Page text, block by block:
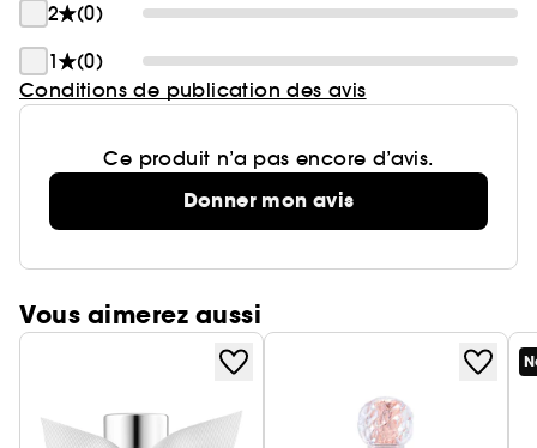
2
(0)
1
(0)
Conditions de publication des avis
Ce produit n’a pas encore d’avis.
Donner mon avis
Vous aimerez aussi